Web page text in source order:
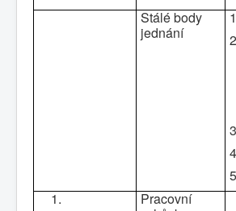
Stálé body
jednání
1.
Pracovní